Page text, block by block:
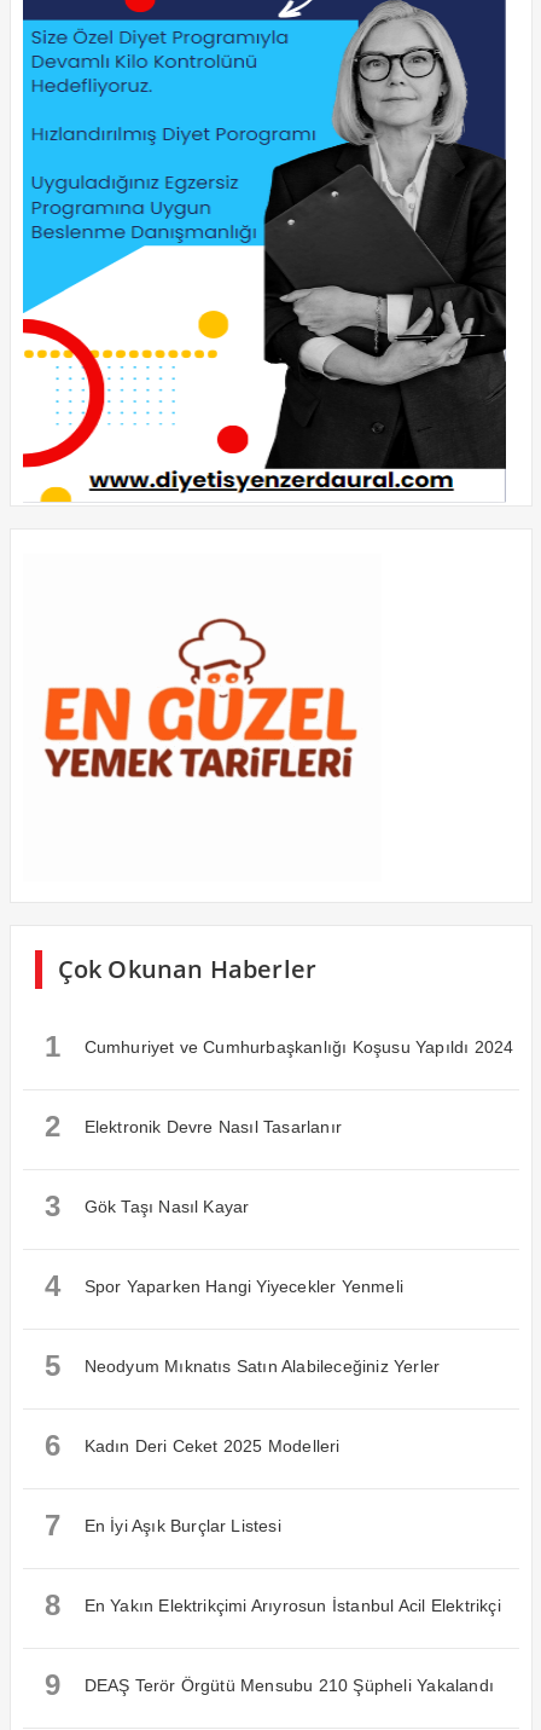
Çok Okunan Haberler
1 Cumhuriyet ve Cumhurbaşkanlığı Koşusu Yapıldı 2024
2 Elektronik Devre Nasıl Tasarlanır
3 Gök Taşı Nasıl Kayar
4 Spor Yaparken Hangi Yiyecekler Yenmeli
5 Neodyum Mıknatıs Satın Alabileceğiniz Yerler
6 Kadın Deri Ceket 2025 Modelleri
7 En İyi Aşık Burçlar Listesi
8 En Yakın Elektrikçimi Arıyrosun İstanbul Acil Elektrikçi
9 DEAŞ Terör Örgütü Mensubu 210 Şüpheli Yakalandı